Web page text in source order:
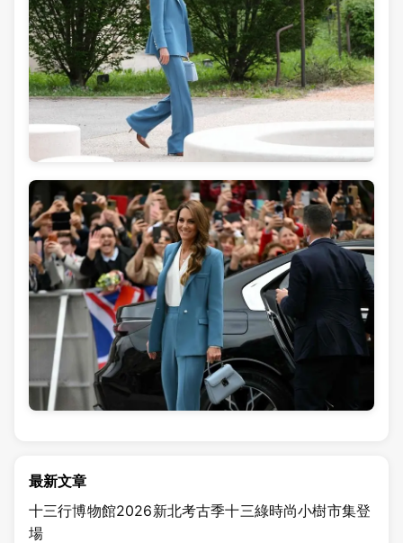
最新文章
十三行博物館2026新北考古季十三綠時尚小樹市集登
場